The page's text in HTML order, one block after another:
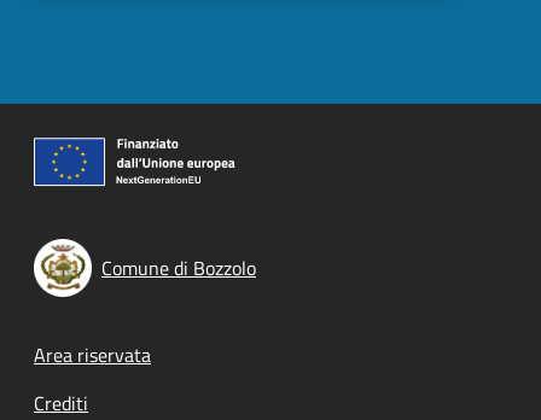
Comune di Bozzolo
Footer menu
Area riservata
Crediti